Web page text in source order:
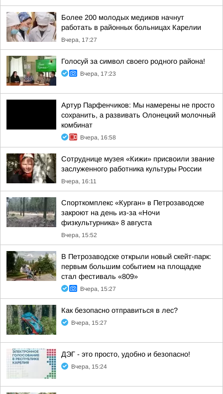
Более 200 молодых медиков начнут
работать в районных больницах Карелии
Вчера, 17:27
Голосуй за символ своего родного района!
Вчера, 17:23
Артур Парфенчиков: Мы намерены не просто
сохранить, а развивать Олонецкий молочный
комбинат
Вчера, 16:58
Сотруднице музея «Кижи» присвоили звание
заслуженного работника культуры России
Вчера, 16:11
Спорткомплекс «Курган» в Петрозаводске
закроют на день из-за «Ночи
физкультурника» 8 августа
Вчера, 15:52
В Петрозаводске открыли новый скейт-парк:
первым большим событием на площадке
стал фестиваль «809»
Вчера, 15:27
Как безопасно отправиться в лес?
Вчера, 15:27
ДЭГ - это просто, удобно и безопасно!
Вчера, 15:24